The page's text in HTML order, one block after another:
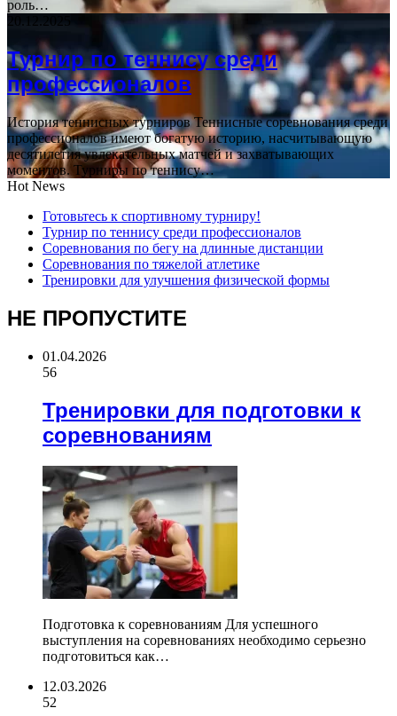
роль…
20.12.2025
Турнир по теннису среди
профессионалов
История теннисных турниров Теннисные соревнования среди
профессионалов имеют богатую историю, насчитывающую
десятилетия увлекательных матчей и захватывающих
моментов. Турниры по теннису…
Hot News
Готовьтесь к спортивному турниру!
Турнир по теннису среди профессионалов
Соревнования по бегу на длинные дистанции
Соревнования по тяжелой атлетике
Тренировки для улучшения физической формы
НЕ ПРОПУСТИТЕ
01.04.2026
56
Тренировки для подготовки к
соревнованиям
Подготовка к соревнованиям Для успешного
выступления на соревнованиях необходимо серьезно
подготовиться как…
12.03.2026
52